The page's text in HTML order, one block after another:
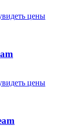
цены
цены